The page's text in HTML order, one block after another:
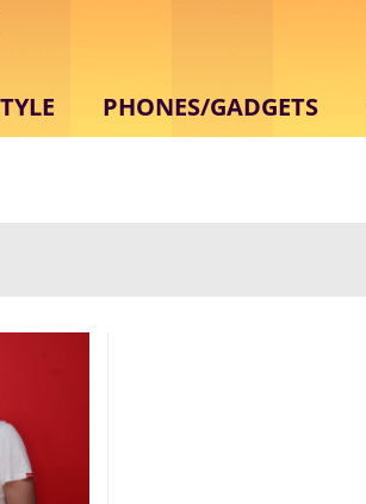
PHONES/GADGETS